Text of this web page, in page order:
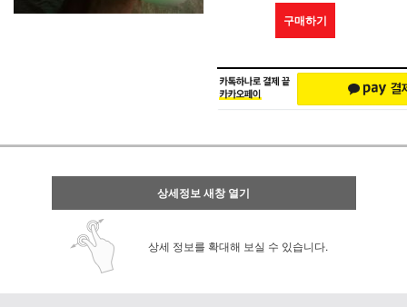
구매하기
상세정보 새창 열기
상세 정보를 확대해 보실 수 있습니다.